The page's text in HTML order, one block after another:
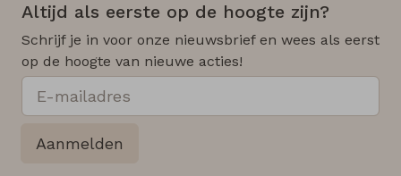
Altijd als eerste op de hoogte zijn?
Schrijf je in voor onze nieuwsbrief en wees als eerst
op de hoogte van nieuwe acties!
Aanmelden